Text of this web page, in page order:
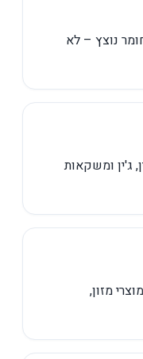
נוצץ – לא
ג'ין ומשקאות
מזון,